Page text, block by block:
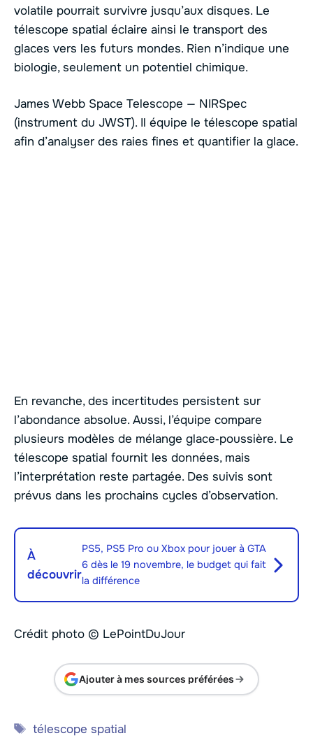
volatile pourrait survivre jusqu’aux disques. Le
télescope spatial éclaire ainsi le transport des
glaces vers les futurs mondes. Rien n’indique une
biologie, seulement un potentiel chimique.
James Webb Space Telescope — NIRSpec
(instrument du JWST). Il équipe le télescope spatial
afin d’analyser des raies fines et quantifier la glace.
En revanche, des incertitudes persistent sur
l’abondance absolue. Aussi, l’équipe compare
plusieurs modèles de mélange glace‑poussière. Le
télescope spatial fournit les données, mais
l’interprétation reste partagée. Des suivis sont
prévus dans les prochains cycles d’observation.
À
découvrir
PS5, PS5 Pro ou Xbox pour jouer à GTA
6 dès le 19 novembre, le budget qui fait
la différence
Crédit photo © LePointDuJour
Ajouter à mes sources préférées
Étiquettes
télescope spatial